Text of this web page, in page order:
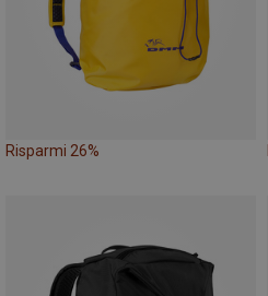
Risparmi 26%